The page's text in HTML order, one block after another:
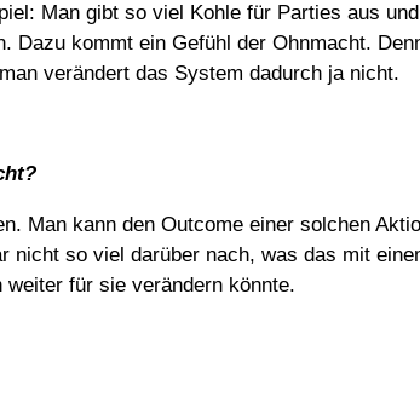
Man gibt so viel Kohle für Parties aus
kommt ein Gefühl der Ohnmacht.
verändert das System dadurch ja nicht.
Man kann den Outcome einer solchen
so viel darüber nach, was das mit
für sie verändern könnte.